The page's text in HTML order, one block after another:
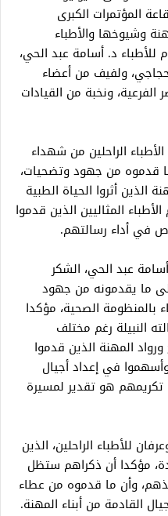
المؤتمرات الكبرى
وشيوخها والأطباء
للأطباء د. أسامة عبد الحي،
ولفيف من أعضاء
الفرعية، ونخبة من القيادات
الراحلين من شهداء
قدموه من جهود وتضحيات،
الذين أثروا الحياة الطبية
المثاليين الذين قدموا
في أداء رسالتهم.
عبد الحي، الشكر
ما يقدمونه من جهود
الصحية، مؤكدا
النبيلة رغم مختلف
المهنة الذين قدموا
في إعداد أجيال
تكريمهم هو تقدير لمسيرة
للأطباء الراحلين، الذين
مؤكدا أن ذكراهم ستظل
وأن ما قدموه من عطاء
القادمة من أبناء المهنة.